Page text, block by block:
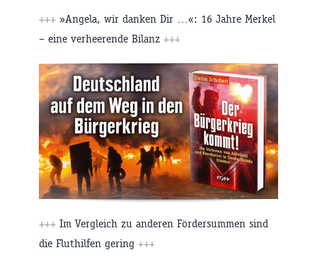
+++ »Angela, wir danken Dir …«: 16 Jahre Merkel
– eine verheerende Bilanz +++
+++ Im Vergleich zu anderen Fördersummen sind
die Fluthilfen gering +++